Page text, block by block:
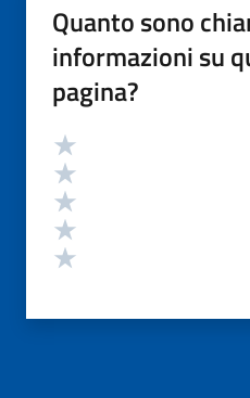
Quanto sono
informazioni su
pagina?
Valutazione